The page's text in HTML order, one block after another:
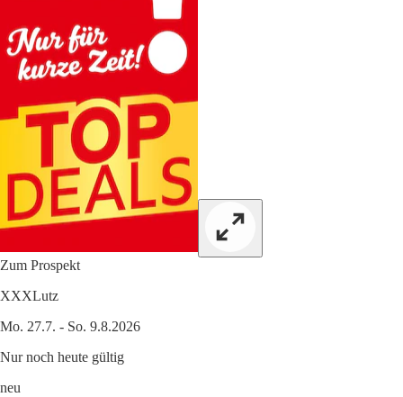
Zum Prospekt
XXXLutz
Mo. 27.7. - So. 9.8.2026
Nur noch heute gültig
neu